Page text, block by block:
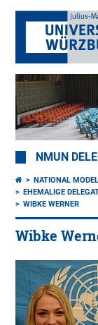
NMUN
NATIONAL
EHEMALIGE
WIBKE WERNER
Wibke